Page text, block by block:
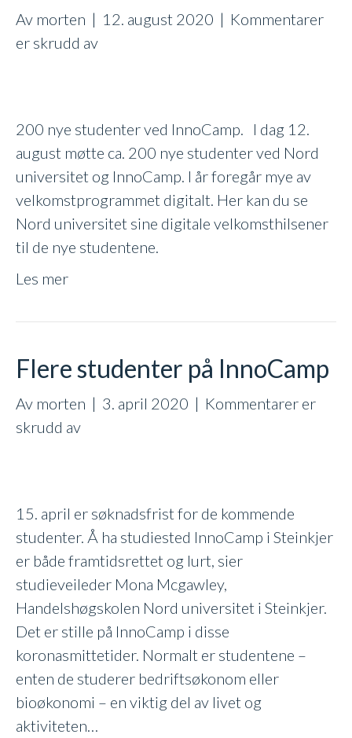
Av morten | 12. august 2020 | Kommentarer
er skrudd avfor
Nord
universitet
200 nye studenter ved InnoCamp. I dag 12.
august møtte ca. 200 nye studenter ved Nord
universitet og InnoCamp. I år foregår mye av
velkomstprogrammet digitalt. Her kan du se
Nord universitet sine digitale velkomsthilsener
til de nye studentene.
Les mer
Flere studenter på InnoCamp
Av morten | 3. april 2020 | Kommentarer er
skrudd avfor
InnoCamp
15. april er søknadsfrist for de kommende
studenter. Å ha studiested InnoCamp i Steinkjer
er både framtidsrettet og lurt, sier
studieveileder Mona Mcgawley,
Handelshøgskolen Nord universitet i Steinkjer.
Det er stille på InnoCamp i disse
koronasmittetider. Normalt er studentene –
enten de studerer bedriftsøkonom eller
bioøkonomi – en viktig del av livet og
aktiviteten…